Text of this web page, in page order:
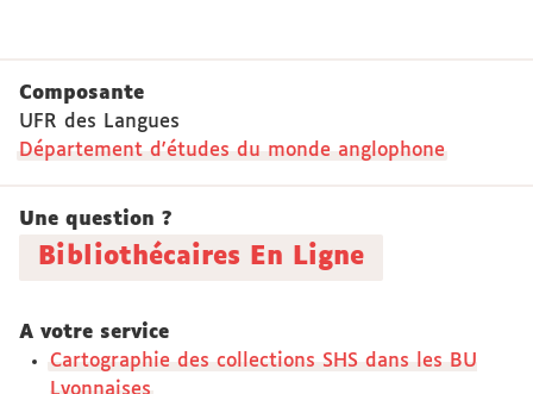
Composante
UFR des Langues
Département d'études du monde anglophone
Une question ?
Bibliothécaires En Ligne
A votre service
Cartographie des collections SHS dans les BU